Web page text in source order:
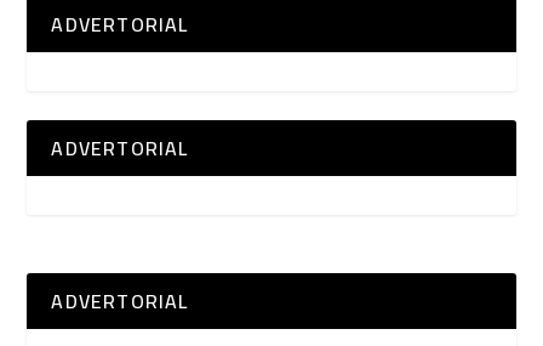
ADVERTORIAL
ADVERTORIAL
ADVERTORIAL